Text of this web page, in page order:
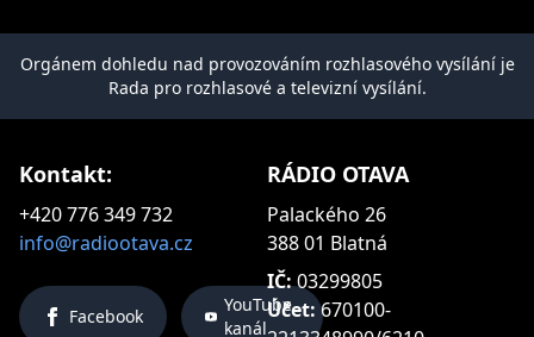
Orgánem dohledu nad provozováním rozhlasového vysílání je
Rada pro rozhlasové a televizní vysílání.
Kontakt:
+420 776 349 732
info@radiootava.cz
Facebook
YouTube
kanál
RÁDIO OTAVA
Palackého 26
388 01 Blatná
IČ:03299805
Účet:670100-